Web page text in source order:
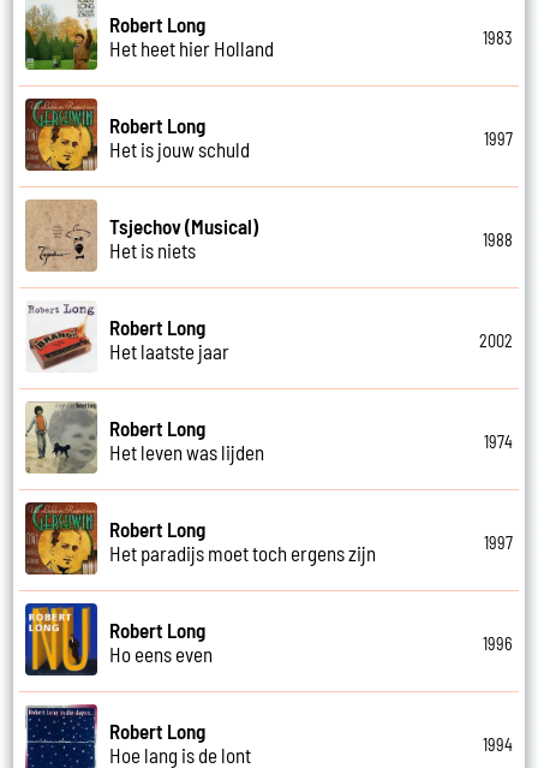
Robert Long
Het heet hier Holland
1983
Robert Long
Het is jouw schuld
1997
Tsjechov (Musical)
Het is niets
1988
Robert Long
Het laatste jaar
2002
Robert Long
Het leven was lijden
1974
Robert Long
Het paradijs moet toch ergens zijn
1997
Robert Long
Ho eens even
1996
Robert Long
Hoe lang is de lont
1994